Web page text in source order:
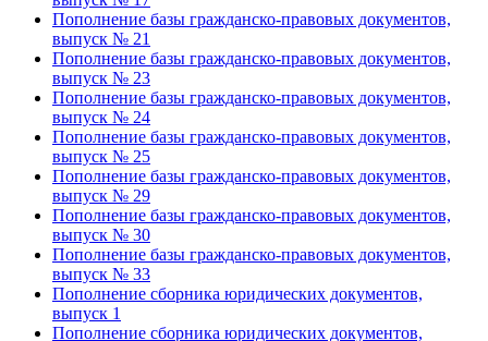
Пополнение базы гражданско-правовых документов,
выпуск № 21
Пополнение базы гражданско-правовых документов,
выпуск № 23
Пополнение базы гражданско-правовых документов,
выпуск № 24
Пополнение базы гражданско-правовых документов,
выпуск № 25
Пополнение базы гражданско-правовых документов,
выпуск № 29
Пополнение базы гражданско-правовых документов,
выпуск № 30
Пополнение базы гражданско-правовых документов,
выпуск № 33
Пополнение сборника юридических документов,
выпуск 1
Пополнение сборника юридических документов,